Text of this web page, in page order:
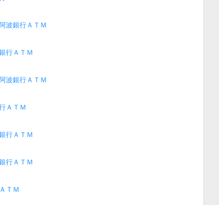
波銀行ＡＴＭ
行ＡＴＭ
波銀行ＡＴＭ
ＡＴＭ
行ＡＴＭ
行ＡＴＭ
ＴＭ